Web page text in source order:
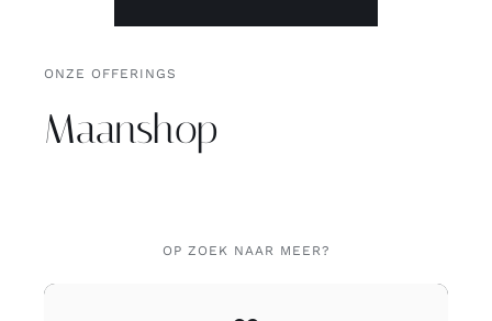
ONZE OFFERINGS
Maanshop
OP ZOEK NAAR MEER?